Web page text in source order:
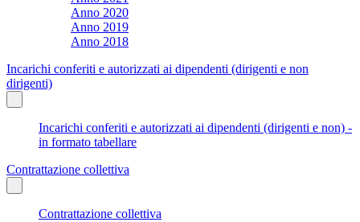
Anno 2020
Anno 2019
Anno 2018
Incarichi conferiti e autorizzati ai dipendenti (dirigenti e non
dirigenti)
Incarichi conferiti e autorizzati ai dipendenti (dirigenti e non) -
in formato tabellare
Contrattazione collettiva
Contrattazione collettiva